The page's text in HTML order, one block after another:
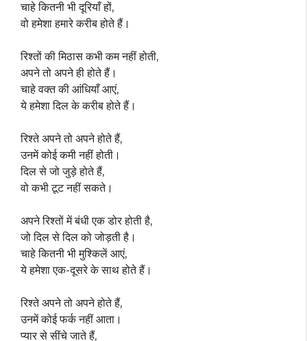
चाहे कितनी भी दूरियाँ हों,
वो हमेशा हमारे करीब होते हैं।
रिश्तों की मिठास कभी कम नहीं होती,
अपने तो अपने ही होते हैं।
चाहे वक्त की आंधियाँ आएं,
ये हमेशा दिल के करीब होते हैं।
रिश्ते अपने तो अपने होते हैं,
उनमें कोई कमी नहीं होती।
दिल से जो जुड़े होते हैं,
वो कभी टूट नहीं सकते।
अपने रिश्तों में बंधी एक डोर होती है,
जो दिल से दिल को जोड़ती है।
चाहे कितनी भी मुश्किलें आएं,
ये हमेशा एक-दूसरे के साथ होते हैं।
रिश्ते अपने तो अपने होते हैं,
उनमें कोई फर्क नहीं आता।
प्यार से सींचे जाते हैं,